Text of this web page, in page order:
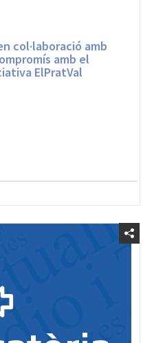
col·laboració amb
amb el
ElPratVal